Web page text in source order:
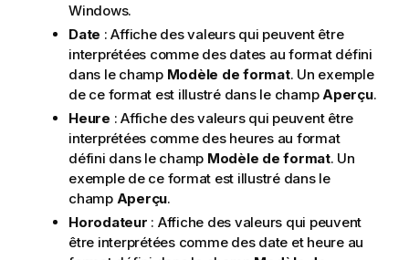
Windows.
Date : Affiche des valeurs qui peuvent être
interprétées comme des dates au format défini
dans le champ Modèle de format. Un exemple
de ce format est illustré dans le champAperçu.
Heure : Affiche des valeurs qui peuvent être
interprétées comme des heures au format
défini dans le champ Modèle de format. Un
exemple de ce format est illustré dans le
champ Aperçu.
Horodateur : Affiche des valeurs qui peuvent
être interprétées comme des date et heure au